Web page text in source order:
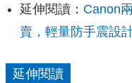
延伸閱讀： Canon
賣，輕量防手震設
延伸閱讀